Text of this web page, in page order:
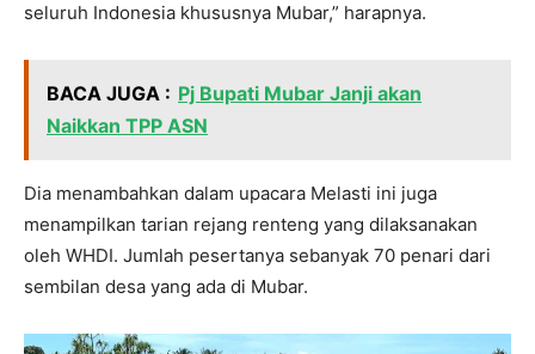
seluruh Indonesia khususnya Mubar,” harapnya.
BACA JUGA : Pj Bupati Mubar Janji akan
Naikkan TPP ASN
Dia menambahkan dalam upacara Melasti ini juga
menampilkan tarian rejang renteng yang dilaksanakan
oleh WHDI. Jumlah pesertanya sebanyak 70 penari dari
sembilan desa yang ada di Mubar.